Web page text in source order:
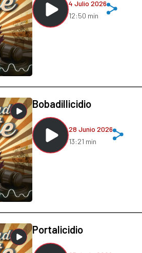
4 Julio 2026
12:50 min
Bobadillicidio
28 Junio 2026
13:21 min
Portalicidio